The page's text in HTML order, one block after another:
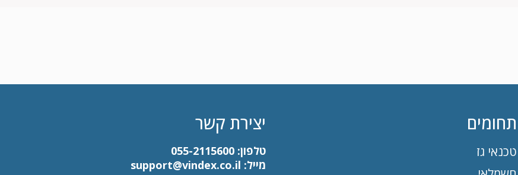
תחומים
טכנאי גז
יצירת קשר
טלפון:055-2115600
מייל: support@vindex.co.il